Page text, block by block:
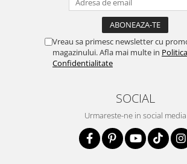
Vreau sa primesc newsletter cu
magazinului. Afla mai multe in
Confidentialitate
SOCIAL
Urmareste-ne in social media